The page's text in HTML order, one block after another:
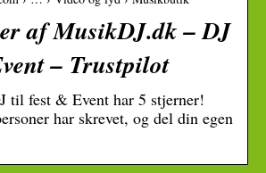
af MusikDJ.dk – DJ
– Trustpilot
til fest & Event har 5 stjerner!
har skrevet, og del din egen